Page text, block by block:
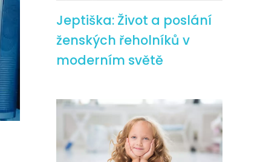
Jeptiška: Život a poslání
ženských řeholníků v
moderním světě